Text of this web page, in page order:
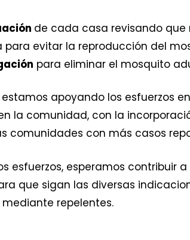
de cada casa revisando
para evitar la reproducción del
para eliminar el mosquito
apoyando los esfuerzos en
la comunidad, con la
comunidades con más casos
esfuerzos, esperamos contribuir
que sigan las diversas
repelentes.